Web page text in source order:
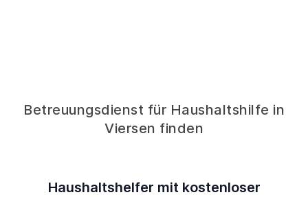
Betreuungsdienst für Haushaltshilfe in
Viersen finden
Haushaltshelfer mit kostenloser